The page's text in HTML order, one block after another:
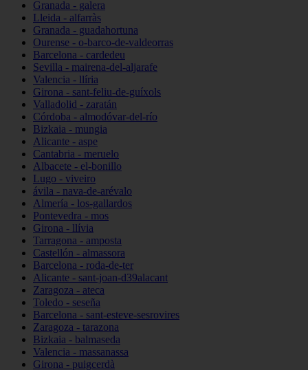
Granada - galera
Lleida - alfarràs
Granada - guadahortuna
Ourense - o-barco-de-valdeorras
Barcelona - cardedeu
Sevilla - mairena-del-aljarafe
Valencia - llíria
Girona - sant-feliu-de-guíxols
Valladolid - zaratán
Córdoba - almodóvar-del-río
Bizkaia - mungia
Alicante - aspe
Cantabria - meruelo
Albacete - el-bonillo
Lugo - viveiro
ávila - nava-de-arévalo
Almería - los-gallardos
Pontevedra - mos
Girona - llívia
Tarragona - amposta
Castellón - almassora
Barcelona - roda-de-ter
Alicante - sant-joan-d39alacant
Zaragoza - ateca
Toledo - seseña
Barcelona - sant-esteve-sesrovires
Zaragoza - tarazona
Bizkaia - balmaseda
Valencia - massanassa
Girona - puigcerdà